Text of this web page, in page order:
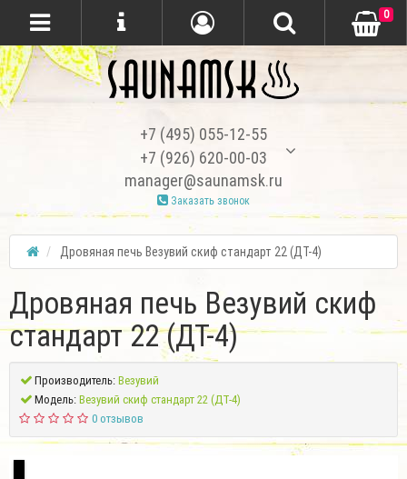
+7 (495) 055-12-55
+7 (926) 620-00-03
manager@saunamsk.ru
Заказать звонок
0
Дровяная печь Везувий скиф стандарт 22 (ДТ-4)
Дровяная печь Везувий скиф
стандарт 22 (ДТ-4)
Производитель:Везувий
Модель:Везувий скиф стандарт 22 (ДТ-4)
0 отзывов